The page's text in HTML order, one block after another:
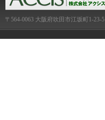
〒564-0063 大阪府吹田市江坂町1-